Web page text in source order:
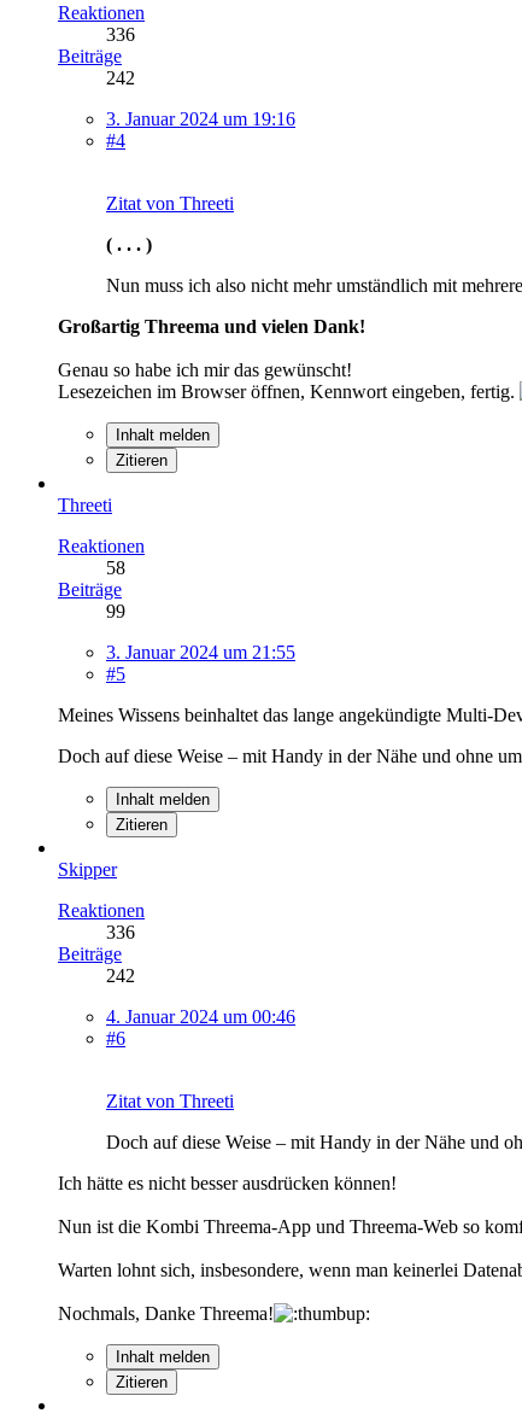
Reaktionen
336
Beiträge
242
3. Januar 2024 um 19:16
#4
Zitat von Threeti
( . . . )
Nun muss ich also nicht mehr umständlich mit
Großartig Threema und vielen Dank!
Genau so habe ich mir das gewünscht!
Lesezeichen im Browser öffnen, Kennwort eingeben, fertig.
Inhalt melden
Zitieren
Threeti
Reaktionen
58
Beiträge
99
3. Januar 2024 um 21:55
#5
Meines Wissens beinhaltet das lange angekündigte Multi-
Doch auf diese Weise – mit Handy in der Nähe und ohne
Inhalt melden
Zitieren
Skipper
Reaktionen
336
Beiträge
242
4. Januar 2024 um 00:46
#6
Zitat von Threeti
Doch auf diese Weise – mit Handy in der Nähe und
Ich hätte es nicht besser ausdrücken können!
Nun ist die Kombi Threema-App und Threema-Web so
Warten lohnt sich, insbesondere, wenn man keinerlei
Nochmals, Danke Threema!
Inhalt melden
Zitieren